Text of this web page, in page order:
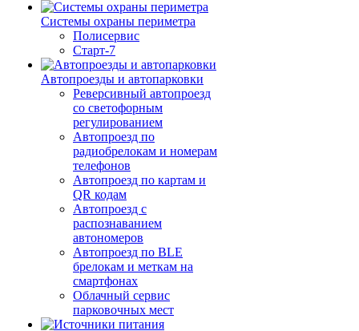
Системы охраны периметра
Полисервис
Старт-7
Автопроезды и автопарковки
Реверсивный автопроезд
со светофорным
регулированием
Автопроезд по
радиобрелокам и номерам
телефонов
Автопроезд по картам и
QR кодам
Автопроезд с
распознаванием
автономеров
Автопроезд по BLE
брелокам и меткам на
смартфонах
Облачный сервис
парковочных мест